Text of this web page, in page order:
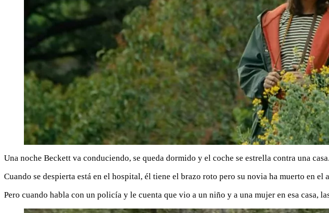
Una noche Beckett va conduciendo, se queda dormido y el coche se estrella contra una
Cuando se despierta está en el hospital, él tiene el brazo roto pero su novia ha muerto en el
Pero cuando habla con un policía y le cuenta que vio a un niño y a una mujer en esa casa,